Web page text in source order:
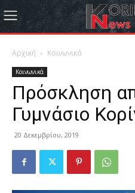
Αρχική Κοινωνικά
Κοινωνικά
Πρόσκληση
Γυμνάσιο
20 Δεκεμβρίου, 2019